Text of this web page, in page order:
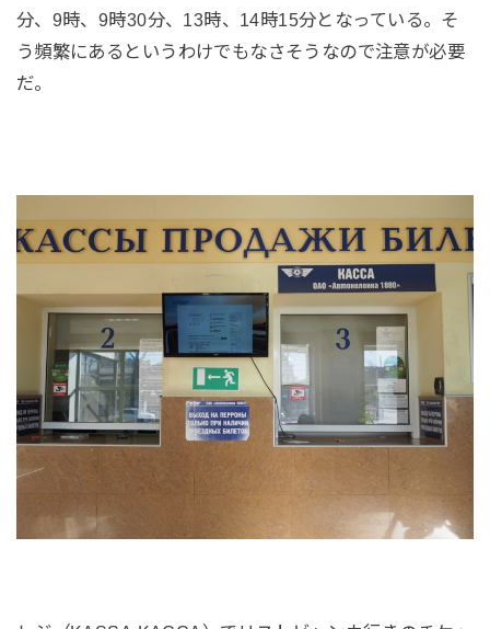
分、9時、9時30分、13時、14時15分となっている。そ
う頻繁にあるというわけでもなさそうなので注意が必要
だ。